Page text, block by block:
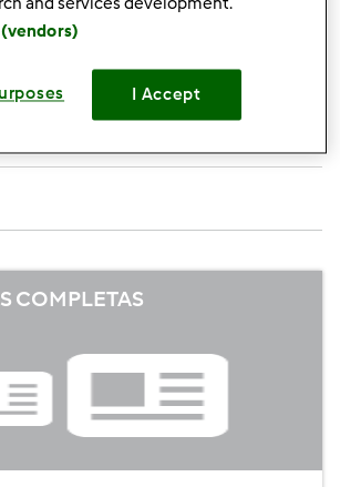
receita
um amigo
COMPLETAS
I Accept